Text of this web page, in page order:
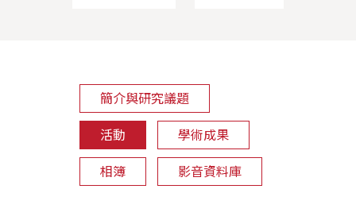
簡介與研究議題
活動 學術成果
相簿 影音資料庫